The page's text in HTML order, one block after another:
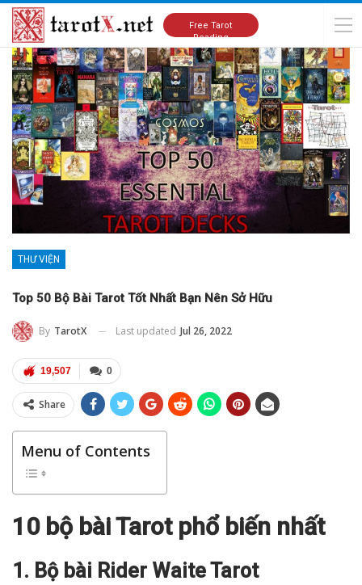
Free Tarot
Reading
Home Thư viện
THƯ VIỆN
Top 50 Bộ Bài Tarot Tốt Nhất Bạn Nên Sở Hữu
By TarotX Last updated Jul 26, 2022
0
19,507
Share
Menu of Contents
10 bộ bài Tarot phổ biến nhất
1. Bộ bài Rider Waite Tarot